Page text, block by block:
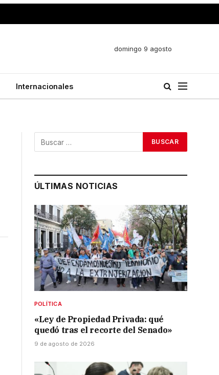
domingo 9 agosto
Internacionales
ÚLTIMAS NOTICIAS
POLÍTICA
«Ley de Propiedad Privada: qué
quedó tras el recorte del Senado»
9 de agosto de 2026